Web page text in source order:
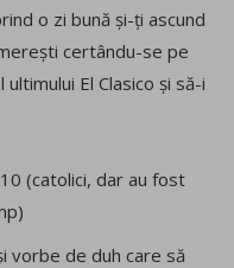
o zi bună și-ți ascund
certându-se pe
El Clasico și să-i
(catolici, dar au fost
vorbe de duh care să